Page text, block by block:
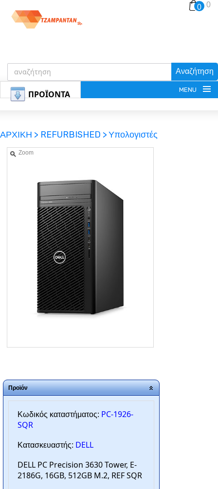
Αναζήτηση
0 0
ΠΡΟΪΟΝΤΑ MENU
ΚΑΛΑΘΙ-ΑΓΟΡΩΝ
ΠΟΙΟΙ ΕΙΜΑΣΤΕ
SERVICE
ΕΠΙΚΟΙΝΩΝΙΑ
ΑΡΧΙΚΗ > REFURBISHED >Υπολογιστές
Zoom
Προϊόν
Κωδικός καταστήματος: PC-1926-
SQR
Κατασκευαστής: DELL
DELL PC Precision 3630 Tower, E-
2186G, 16GB, 512GB M.2, REF SQR